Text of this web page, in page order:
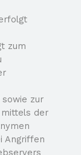
zum
zur
der
Angriffen